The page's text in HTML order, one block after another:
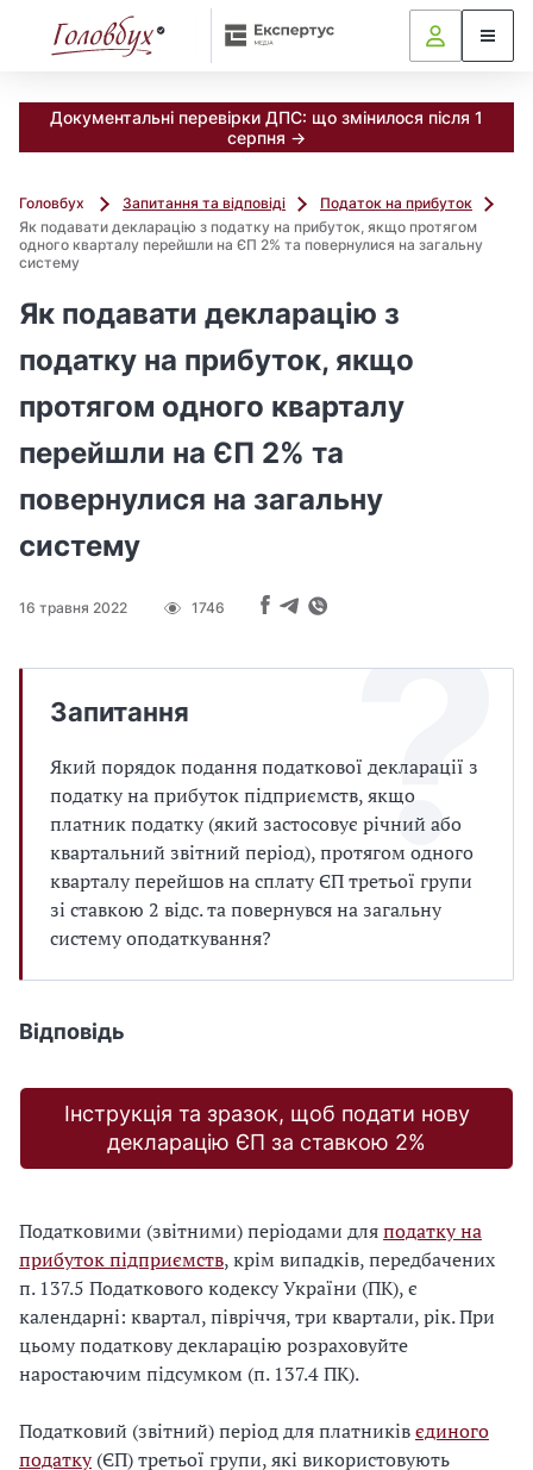
Документальні перевірки ДПС: що змінилося після 1
серпня →
Головбух Запитання та відповіді
Податок на прибуток
Як подавати декларацію з податку на прибуток, якщо протягом
одного кварталу перейшли на ЄП 2% та повернулися на загальну
систему
Як подавати декларацію з
податку на прибуток, якщо
протягом одного кварталу
перейшли на ЄП 2% та
повернулися на загальну
систему
16 травня 2022 1746
Запитання
Який порядок подання податкової декларації з
податку на прибуток підприємств, якщо
платник податку (який застосовує річний або
квартальний звітний період), протягом одного
кварталу перейшов на сплату ЄП третьої групи
зі ставкою 2 відс. та повернувся на загальну
систему оподаткування?
Відповідь
Інструкція та зразок, щоб подати нову
декларацію ЄП за ставкою 2%
Податковими (звітними) періодами дляподатку на
прибуток підприємств, крім випадків, передбачених
п. 137.5 Податкового кодексу України (ПК), є
календарні: квартал, півріччя, три квартали, рік. При
цьому податкову декларацію розраховуйте
наростаючим підсумком (п. 137.4 ПК).
Податковий (звітний) період для платниківєдиного
податку(ЄП) третьої групи, які використовують